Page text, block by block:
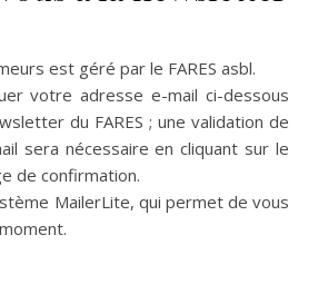
est géré par le FARES asbl.
votre adresse e-mail ci-dessous
du FARES ; une validation de
sera nécessaire en cliquant sur le
de confirmation.
MailerLite, qui permet de vous